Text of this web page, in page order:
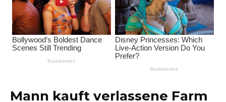
Mann kauft verlassene Farm